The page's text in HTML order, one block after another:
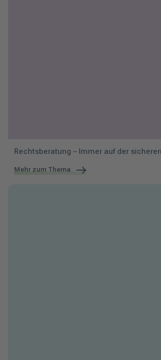
Rechtsberatung – Immer auf der
Mehr zum Thema